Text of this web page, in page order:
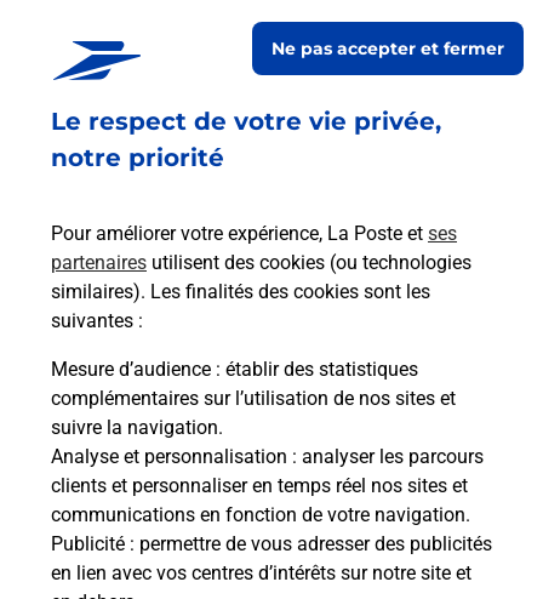
Le respect de votre vie privée,
notre priorité
Pour améliorer votre expérience, La Poste et ses
partenaires utilisent des cookies (ou technologies
similaires). Les finalités des cookies sont les
suivantes :
Mesure d’audience : établir des statistiques
complémentaires sur l’utilisation de nos sites et
suivre la navigation.
Analyse et personnalisation : analyser les parcours
clients et personnaliser en temps réel nos sites et
communications en fonction de votre navigation.
Publicité : permettre de vous adresser des publicités
en lien avec vos centres d’intérêts sur notre site et
Ne pas accepter et fermer
Fermé
STATIONS ELAN
33133 GALGON
Malin !
La Poste
en ligne
Ouvert 24h/24
En savoir plus